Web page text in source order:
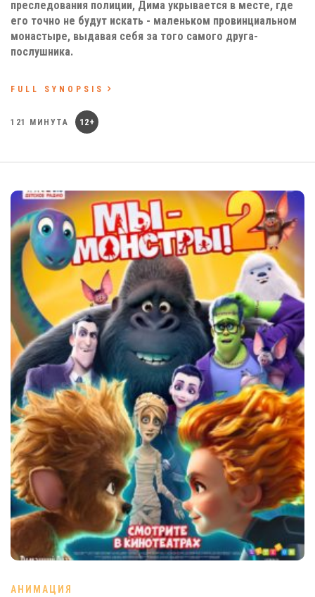
преследования полиции, Дима укрывается в месте, где
его точно не будут искать - маленьком провинциальном
монастыре, выдавая себя за того самого друга-
послушника.
FULL SYNOPSIS
121 МИНУТА 12+
АНИМАЦИЯ